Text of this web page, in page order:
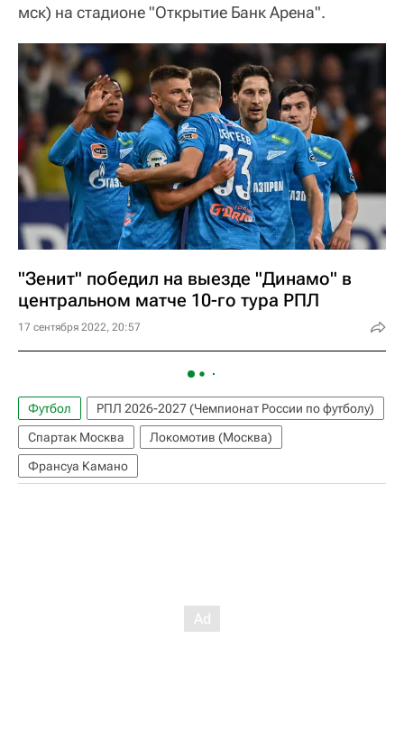
мск) на стадионе "Открытие Банк Арена".
"Зенит" победил на выезде "Динамо" в
центральном матче 10-го тура РПЛ
17 сентября 2022, 20:57
Футбол
РПЛ 2026-2027 (Чемпионат России по футболу)
Спартак Москва
Локомотив (Москва)
Франсуа Камано